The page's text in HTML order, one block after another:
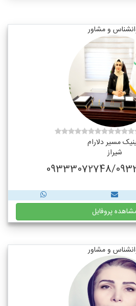
و مشاور
مسیر دلارام
شیراز
09333072748/
پروفایل
و مشاور